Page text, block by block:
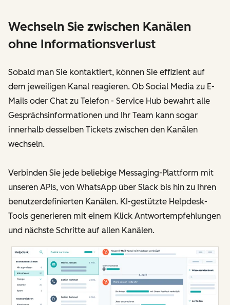
Wechseln Sie zwischen Kanälen
ohne Informationsverlust
Sobald man Sie kontaktiert, können Sie effizient auf
dem jeweiligen Kanal reagieren. Ob Social Media zu E-
Mails oder Chat zu Telefon - Service Hub bewahrt alle
Gesprächsinformationen und Ihr Team kann sogar
innerhalb desselben Tickets zwischen den Kanälen
wechseln.
Verbinden Sie jede beliebige Messaging-Plattform mit
unseren APIs, von WhatsApp über Slack bis hin zu Ihren
benutzerdefinierten Kanälen. KI-gestützte Helpdesk-
Tools generieren mit einem Klick Antwortempfehlungen
und nächste Schritte auf allen Kanälen.